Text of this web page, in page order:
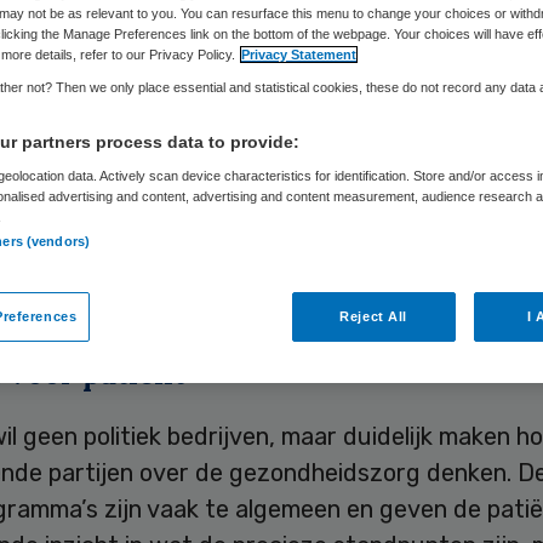
Skipr Redactie 11 mei 2010,12:11 26 keer gelezen
Huisartsenvereniging (LHV) verspreidt onder
met de standpunten van de politieke partijen
de gezondheidszorg. De huisartsen kunnen
hun wachtkamer ophangen. De LHV verwacht
patiënt
geen politiek bedrijven, maar duidelijk maken
partijen over de gezondheidszorg denken.
zijn vaak te algemeen en geven de
not be as relevant to you. You can resurface this menu to change your choices or
the Manage Preferences link on the bottom of the webpage. Your choices will have
details, refer to our Privacy Policy. Privacy Statement
not? Then we only place essential and statistical cookies, these do not record any data
partners process data to provide:
data. Actively scan device characteristics for identification. Store and/or access
advertising and content, advertising and content measurement, audience research
(vendors)
Reject All I